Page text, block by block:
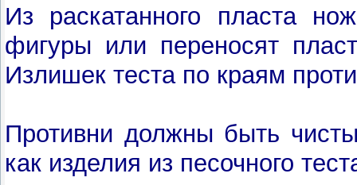
Из раскатанного пласта
фигуры или переносят
Излишек теста по краям
Противни должны быть
как изделия из песочного